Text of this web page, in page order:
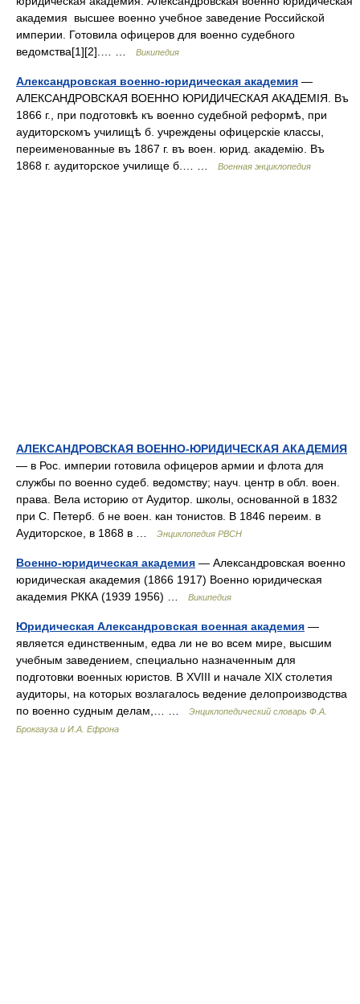
академия высшее военно учебное заведение Российской
империи. Готовила офицеров для военно судебного
ведомства[1][2].… …
Википедия
Александровская военно-юридическая академия —
АЛЕКСАНДРОВСКАЯ ВОЕННО ЮРИДИЧЕСКАЯ АКАДЕМІЯ. Въ
1866 г., при подготовкѣ къ военно судебной реформѣ, при
аудиторскомъ училищѣ б. учреждены офицерскіе классы,
переименованные въ 1867 г. въ воен. юрид. академію. Въ
1868 г. аудиторское училище б.… …
Военная энциклопедия
АЛЕКСАНДРОВСКАЯ ВОЕННО-ЮРИДИЧЕСКАЯ АКАДЕМИЯ
— в Рос. империи готовила офицеров армии и флота для
службы по военно судеб. ведомству; науч. центр в обл. воен.
права. Вела историю от Аудитор. школы, основанной в 1832
при С. Петерб. б не воен. кан тонистов. В 1846 переим. в
Аудиторское, в 1868 в …
Энциклопедия РВСН
Военно-юридическая академия — Александровская военно
юридическая академия (1866 1917) Военно юридическая
академия РККА (1939 1956) …
Википедия
Юридическая Александровская военная академия —
является единственным, едва ли не во всем мире, высшим
учебным заведением, специально назначенным для
подготовки военных юристов. В XVIII и начале XIX столетия
аудиторы, на которых возлагалось ведение делопроизводства
по военно судным делам,… …
Энциклопедический словарь Ф.А.
Брокгауза и И.А. Ефрона